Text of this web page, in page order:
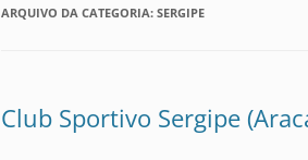
ARQUIVO DA CATEGORIA: SERGIPE
Club Sportivo Sergipe